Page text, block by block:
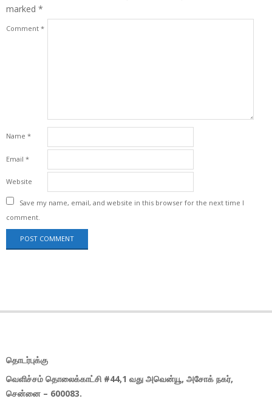
marked *
Comment *
Name *
Email *
Website
Save my name, email, and website in this browser for the next time I
comment.
தொடர்புக்கு
வெளிச்சம் தொலைக்காட்சி #44,1 வது அவென்யூ, அசோக் நகர்,
சென்னை – 600083.